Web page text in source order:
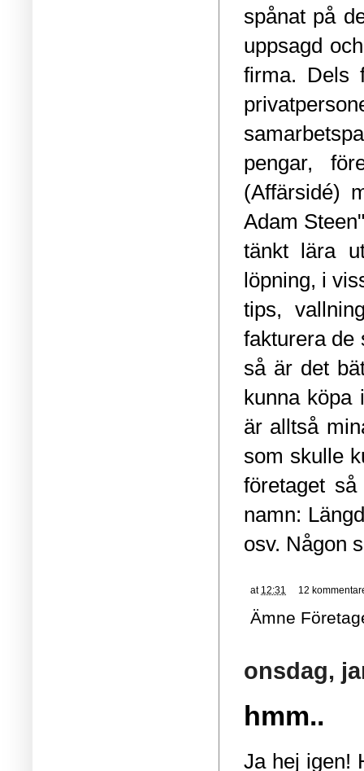
spånat på
uppsagd
firma. Dels
pengar,
(Affärsidé)
Adam
tänkt lära
löpning, i
tips,
fakturera de
så är det
kunna köpa
är alltså
som skulle
företaget
namn:
osv. Någon
at 12:31 12
Ämne
onsdag,
hmm..
Ja hej igen!